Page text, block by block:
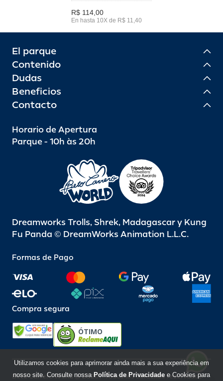
R$ 114,00
En hasta 10X de R$ 11,40
El parque
Contenido
Dudas
Beneficios
Contacto
Horario de Apertura
Parque - 10h às 20h
Dreamworks Trolls, Shrek, Madagascar y Kung
Fu Panda © DreamWorks Animation L.L.C.
Formas de Pago
Compra segura
ÓTIMO
Beto Carrero World @ 2026 / Todos los derechos reservados
Utilizamos cookies para aprimorar ainda mais a sua experiência em
nosso site. Consulte nossa Política de Privacidade e Cookies para